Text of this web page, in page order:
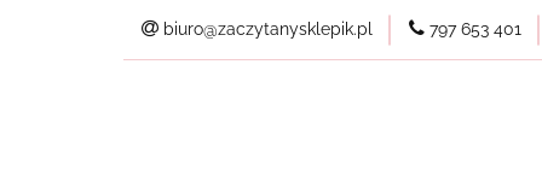
biuro@zaczytanysklepik.pl 797 653 401
Kategorie